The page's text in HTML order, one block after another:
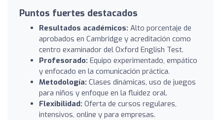
Puntos fuertes destacados
Resultados académicos: Alto porcentaje de
aprobados en Cambridge y acreditación como
centro examinador del Oxford English Test.
Profesorado: Equipo experimentado, empático
y enfocado en la comunicación práctica.
Metodología: Clases dinámicas, uso de juegos
para niños y enfoque en la fluidez oral.
Flexibilidad: Oferta de cursos regulares,
intensivos, online y para empresas.